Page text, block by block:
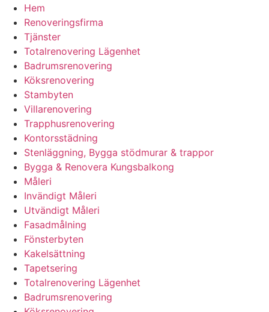
Hem
Renoveringsfirma
Tjänster
Totalrenovering Lägenhet
Badrumsrenovering
Köksrenovering
Stambyten
Villarenovering
Trapphusrenovering
Kontorsstädning
Stenläggning, Bygga stödmurar & trappor
Bygga & Renovera Kungsbalkong
Måleri
Invändigt Måleri
Utvändigt Måleri
Fasadmålning
Fönsterbyten
Kakelsättning
Tapetsering
Totalrenovering Lägenhet
Badrumsrenovering